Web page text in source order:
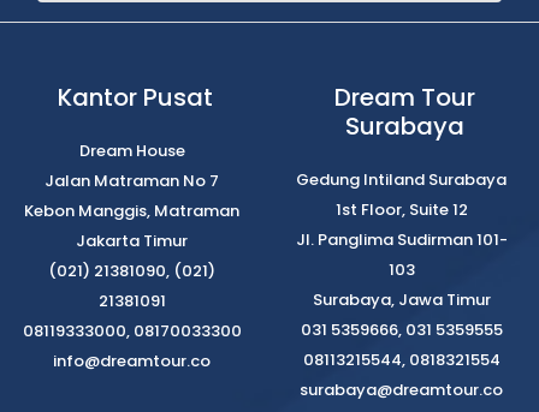
Kantor Pusat
Dream House
Jalan Matraman No 7
Kebon Manggis, Matraman
Jakarta Timur
(021) 21381090, (021)
21381091
08119333000, 08170033300
info@dreamtour.co
Dream Tour
Surabaya
Gedung Intiland Surabaya
1st Floor, Suite 12
Jl. Panglima Sudirman 101-
103
Surabaya, Jawa Timur
031 5359666, 031 5359555
08113215544, 0818321554
surabaya@dreamtour.co